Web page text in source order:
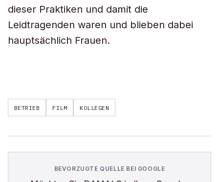
dieser Praktiken und damit die
Leidtragenden waren und blieben dabei
hauptsächlich Frauen.
BETRIEB FILM KOLLEGEN
BEVORZUGTE QUELLE BEI GOOGLE